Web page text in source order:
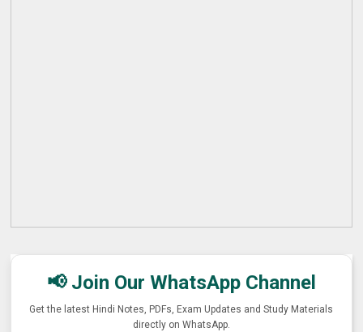
📢 Join Our WhatsApp Channel
Get the latest Hindi Notes, PDFs, Exam Updates and Study Materials
directly on WhatsApp.